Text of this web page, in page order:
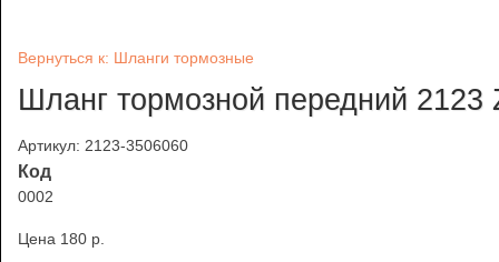
Вернуться к: Шланги тормозные
Шланг тормозной передний 2123
Артикул: 2123-3506060
Код
0002
Цена 180 p.